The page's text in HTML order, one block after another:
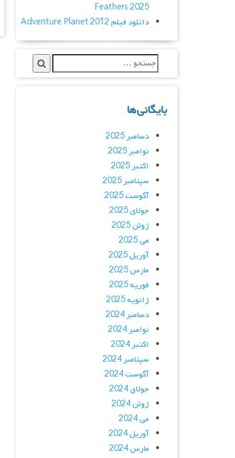
Feathers 2025
دانلود فیلم Adventure Planet 2012
بایگانی‌ها
دسامبر 2025
نوامبر 2025
اکتبر 2025
سپتامبر 2025
آگوست 2025
جولای 2025
ژوئن 2025
می 2025
آوریل 2025
مارس 2025
فوریه 2025
ژانویه 2025
دسامبر 2024
نوامبر 2024
اکتبر 2024
سپتامبر 2024
آگوست 2024
جولای 2024
ژوئن 2024
می 2024
آوریل 2024
مارس 2024